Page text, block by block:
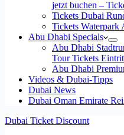
jetzt buchen –
Tickets Dubai
Tickets Waterpark
Abu Dhabi Specials
Abu Dhabi
Tour Tickets
Abu Dhabi
Videos & Dubai-Tipps
Dubai News
Dubai Oman Emirate
Dubai Ticket Discount